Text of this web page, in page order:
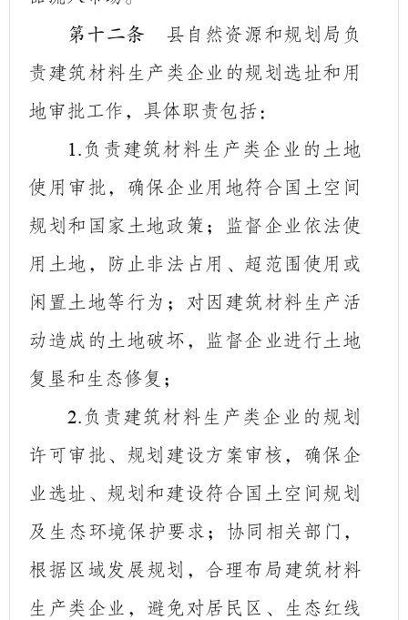
第十二条
县自然资源和规划局负
责建筑材料生产类企业的规划选址和用
地审批工作，具体职责包括：
1. 负责建筑材料生产类企业的土地
使用审批，确保企业用地符合国土空间
规划和国家土地政策；监督企业依法使
用土地，防止非法占用、超范围使用或
闲置土地等行为；对因建筑材料生产活
动造成的土地破坏，监督企业进行土地
复垦和生态修复；
2. 负责建筑材料生产类企业的规划
许可审批、规划建设方案审核，确保企
业选址、规划和建设符合国土空间规划
及生态环境保护要求；协同相关部门，
根据区域发展规划，合理布局建筑材料
生产类企业，避免对居民区、生态红线